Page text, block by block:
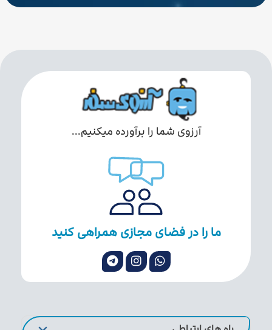
آرزوی شما را برآورده میکنیم...
ما را در فضای مجازی همراهی کنید